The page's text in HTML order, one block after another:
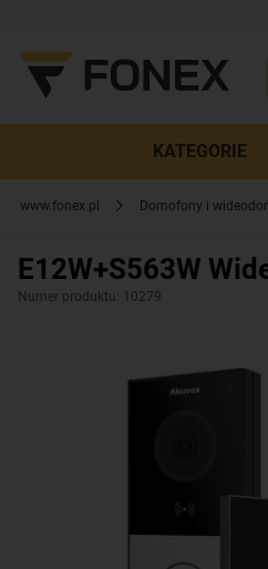
KATEGORIE
www.fonex.pl Domofony i
E12W+S563W
Numer produktu: 10279